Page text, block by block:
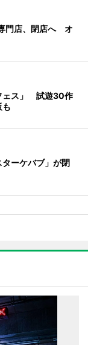
門店、閉店へ オ
ェス」 試遊30作
も
ーケバブ」が閉